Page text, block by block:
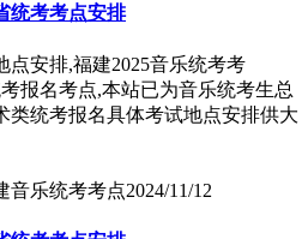
统考考点安排
点安排,福建2025音乐统考考
报名考点,本站已为音乐统考生总
类统考报名具体考试地点安排供大
音乐统考考点2024/11/12